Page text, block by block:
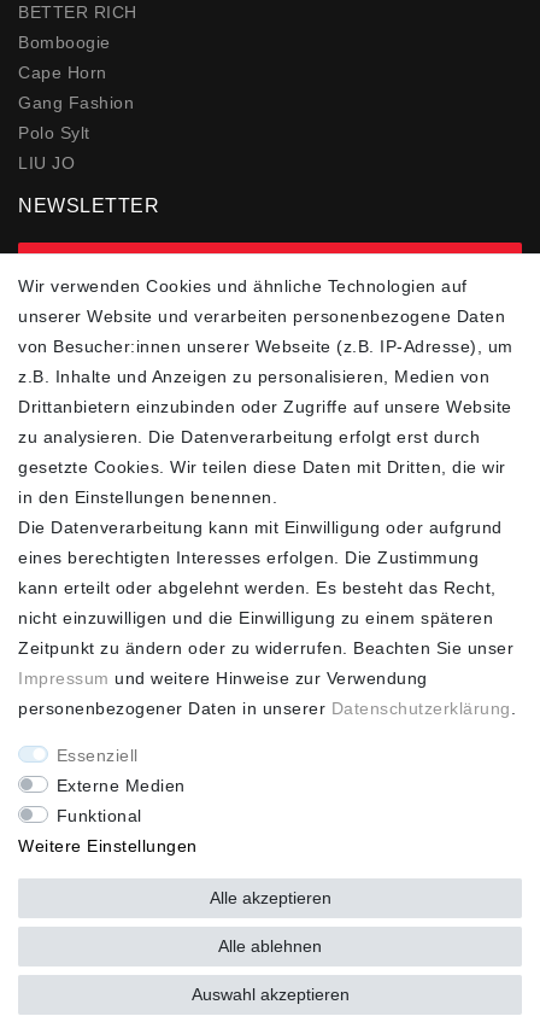
BETTER RICH
Bomboogie
Cape Horn
Gang Fashion
Polo Sylt
LIU JO
NEWSLETTER
FOLGEN SIE UNS
ZAHLUNGSARTEN
SCHNELLER UND
KOSTENLOSER
FASHION HOUSE
Hotline: +49
(0)15223993771 (Mo. bis
Versandkosten ** Nur innerhalb Deutschlands *** Hotline:
(0)15223993771 (Mo. bis Fr. 10 - 16 Uhr)
Wir verwenden Cookies und ähnliche Technologien auf
unserer Website und verarbeiten personenbezogene Daten
von Besucher:innen unserer Webseite (z.B. IP-Adresse), um
z.B. Inhalte und Anzeigen zu personalisieren, Medien von
Drittanbietern einzubinden oder Zugriffe auf unsere Website
zu analysieren. Die Datenverarbeitung erfolgt erst durch
gesetzte Cookies. Wir teilen diese Daten mit Dritten, die wir
in den Einstellungen benennen.
Die Datenverarbeitung kann mit Einwilligung oder aufgrund
eines berechtigten Interesses erfolgen. Die Zustimmung
kann erteilt oder abgelehnt werden. Es besteht das Recht,
nicht einzuwilligen und die Einwilligung zu einem späteren
Zeitpunkt zu ändern oder zu widerrufen. Beachten Sie unser
Impressum und weitere Hinweise zur Verwendung
personenbezogener Daten in unserer Daten­schutz­erklärung
Essenziell
Externe Medien
Funktional
Weitere Einstellungen
Alle akzeptieren
Alle ablehnen
Auswahl akzeptieren
Plenty Lions